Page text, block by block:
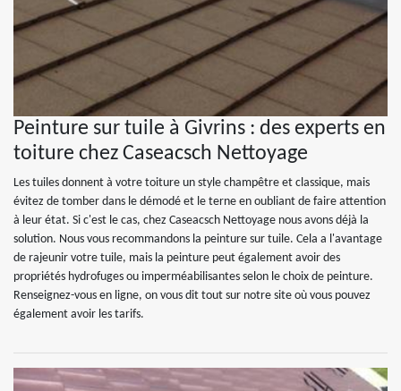
Peinture sur tuile à Givrins : des experts en
toiture chez Caseacsch Nettoyage
Les tuiles donnent à votre toiture un style champêtre et classique, mais
évitez de tomber dans le démodé et le terne en oubliant de faire attention
à leur état. Si c'est le cas, chez Caseacsch Nettoyage nous avons déjà la
solution. Nous vous recommandons la peinture sur tuile. Cela a l'avantage
de rajeunir votre tuile, mais la peinture peut également avoir des
propriétés hydrofuges ou imperméabilisantes selon le choix de peinture.
Renseignez-vous en ligne, on vous dit tout sur notre site où vous pouvez
également avoir les tarifs.